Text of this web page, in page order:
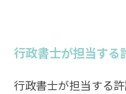
行政書士が担当する
行政書士が担当する